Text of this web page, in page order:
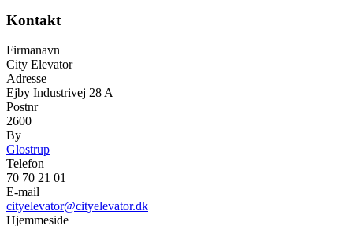
Kontakt
Firmanavn
City Elevator
Adresse
Ejby Industrivej 28 A
Postnr
2600
By
Glostrup
Telefon
70 70 21 01
E-mail
cityelevator@cityelevator.dk
Hjemmeside